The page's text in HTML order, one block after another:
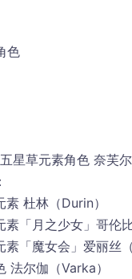
色
五星草元素角色 奈芙
素 杜林（Durin）
素「月之少女」 哥伦
「魔女会」 爱丽丝
法尔伽（Varka）